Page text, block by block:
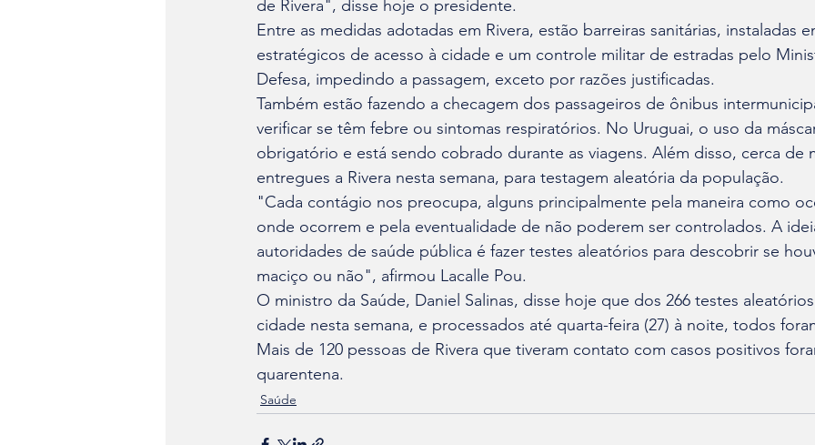
de Rivera", disse hoje o presidente.
Entre as medidas adotadas em Rivera, estão barreiras sanitárias, instaladas
estratégicos de acesso à cidade e um controle militar de estradas pelo
Defesa, impedindo a passagem, exceto por razões justificadas.
Também estão fazendo a checagem dos passageiros de ônibus
verificar se têm febre ou sintomas respiratórios. No Uruguai, o uso da
obrigatório e está sendo cobrado durante as viagens. Além disso, cerca de
entregues a Rivera nesta semana, para testagem aleatória da população.
"Cada contágio nos preocupa, alguns principalmente pela maneira como
onde ocorrem e pela eventualidade de não poderem ser controlados. A
autoridades de saúde pública é fazer testes aleatórios para descobrir se
maciço ou não", afirmou Lacalle Pou.
O ministro da Saúde, Daniel Salinas, disse hoje que dos 266 testes
cidade nesta semana, e processados ​até quarta-feira (27) à noite, todos
Mais de 120 pessoas de Rivera que tiveram contato com casos positivos
quarentena.
Saúde